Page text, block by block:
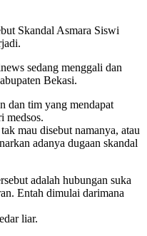
Skandal Asmara Siswi
sedang menggali dan
Bekasi.
dan tim yang mendapat
medsos.
mau disebut namanya, atau
adanya dugaan skandal
adalah hubungan suka
Entah dimulai darimana
liar.